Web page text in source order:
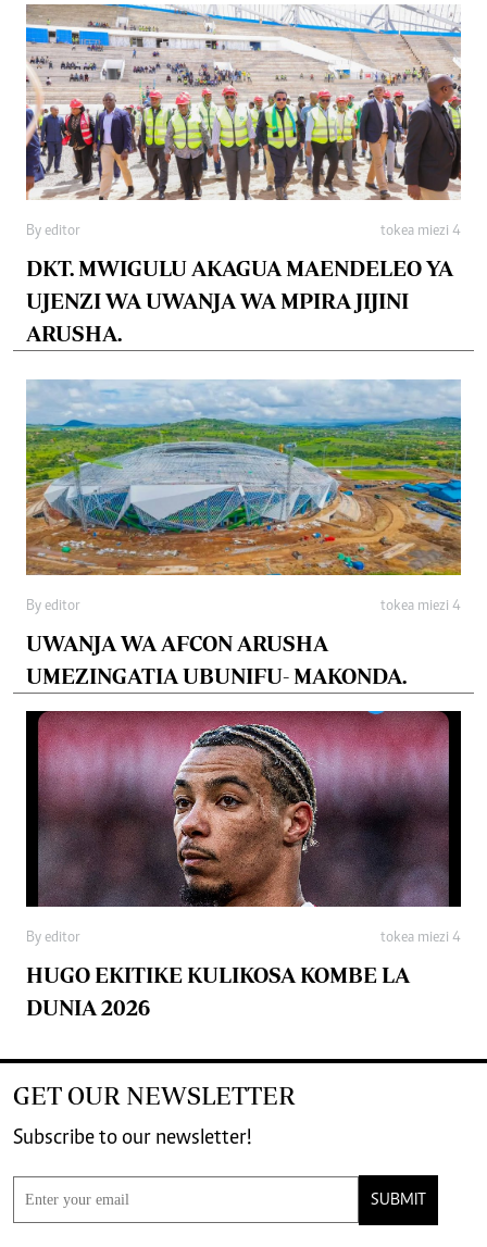
By editor tokea miezi 4
DKT. MWIGULU AKAGUA MAENDELEO YA
UJENZI WA UWANJA WA MPIRA JIJINI
ARUSHA.
By editor tokea miezi 4
UWANJA WA AFCON ARUSHA
UMEZINGATIA UBUNIFU- MAKONDA.
By editor tokea miezi 4
HUGO EKITIKE KULIKOSA KOMBE LA
DUNIA 2026
GET OUR NEWSLETTER
Subscribe to our newsletter!
SUBMIT